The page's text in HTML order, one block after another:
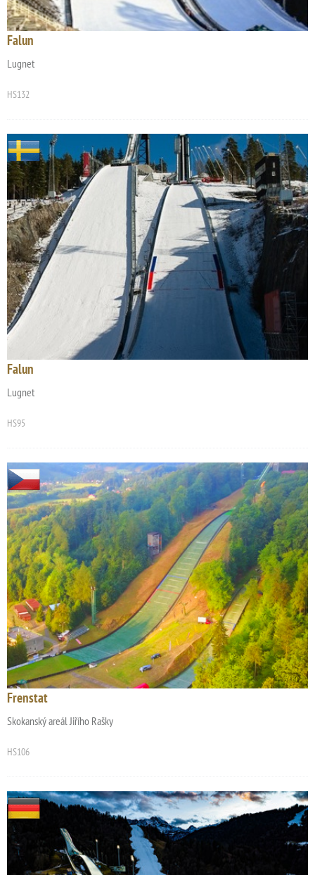
Falun
Lugnet
HS132
Falun
Lugnet
HS95
Frenstat
Skokanský areál Jiřího Rašky
HS106